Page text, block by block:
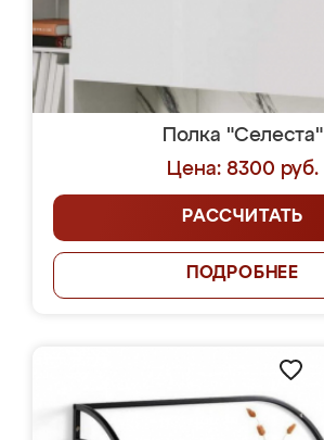
Полка "Селеста"
Цена: 8300 руб.
РАССЧИТАТЬ
ПОДРОБНЕЕ